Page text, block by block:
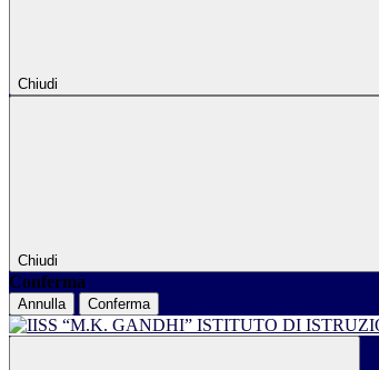
Chiudi
Chiudi
Conferma
Annulla Conferma
ISTITUTO DI